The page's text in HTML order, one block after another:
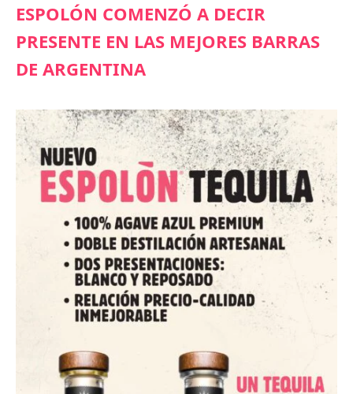
ESPOLÓN COMENZÓ A DECIR
PRESENTE EN LAS MEJORES BARRAS
DE ARGENTINA